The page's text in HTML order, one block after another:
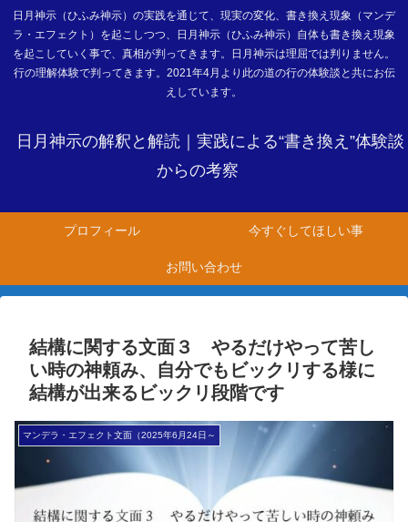
日月神示（ひふみ神示）の実践を通じて、現実の変化、書き換え現象（マンデ
ラ・エフェクト）を起こしつつ、日月神示（ひふみ神示）自体も書き換え現象
を起こしていく事で、真相が判ってきます。日月神示は理屈では判りません。
行の理解体験で判ってきます。2021年4月より此の道の行の体験談と共にお伝
えしています。
日月神示の解釈と解読｜実践による“書き換え”体験談
からの考察
プロフィール 今すぐしてほしい事
お問い合わせ
結構に関する文面３ やるだけやって苦し
い時の神頼み、自分でもビックリする様に
結構が出来るビックリ段階です
マンデラ・エフェクト文面（2025年6月24日～